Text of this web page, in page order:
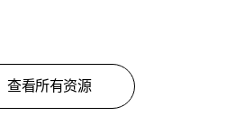
查看所有资源